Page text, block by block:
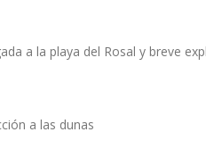
a la playa del Rosal y breve
a las dunas